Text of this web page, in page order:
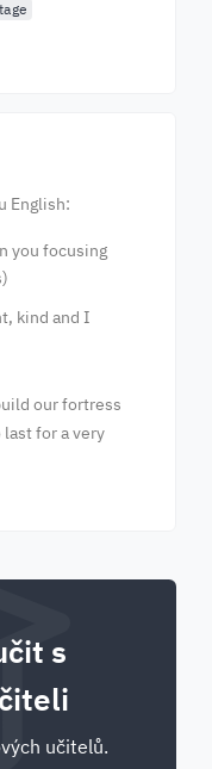
English:
you focusing
kind and I
our fortress
for a very
s
učitelů.